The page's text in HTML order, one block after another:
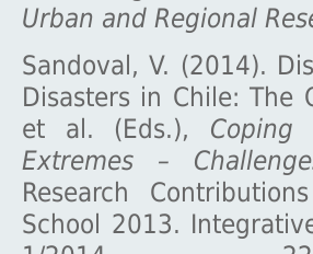
Urban and Regional
Sandoval, V. (2014).
Disasters in Chile: The
et al. (Eds.),
Extremes –
Research
School 2013.